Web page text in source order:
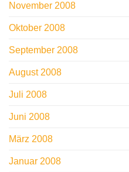
November 2008
Oktober 2008
September 2008
August 2008
Juli 2008
Juni 2008
März 2008
Januar 2008